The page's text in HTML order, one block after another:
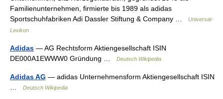
Familienunternehmen, firmierte bis 1989 als adidas
Sportschuhfabriken Adi Dassler Stiftung & Company …
Universal-
Lexikon
Adidas — AG Rechtsform Aktiengesellschaft ISIN
DE000A1EWWW0 Gründung …
Deutsch Wikipedia
Adidas AG — adidas Unternehmensform Aktiengesellschaft ISIN
Deutsch Wikipedia